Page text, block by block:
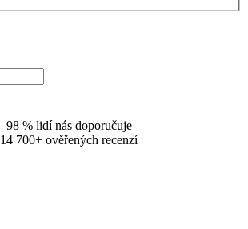
98 % lidí nás doporučuje
14 700+ ověřených recenzí